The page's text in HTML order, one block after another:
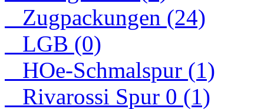
Zugpackungen (24)
LGB (0)
HOe-Schmalspur (1)
Rivarossi Spur 0 (1)